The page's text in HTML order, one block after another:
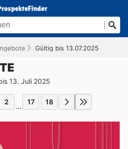
Gültig bis 13.07.2025
13. Juli 2025
2 ... 17 18